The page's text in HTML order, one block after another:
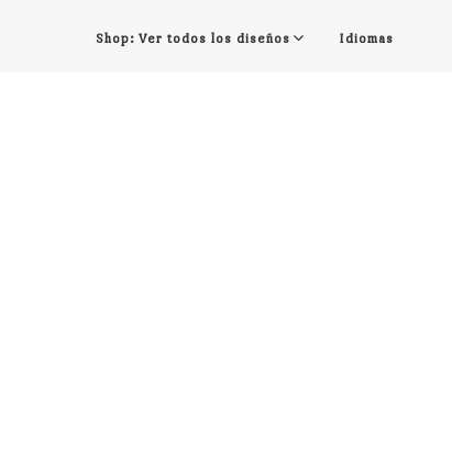
Shop: Ver todos los diseños Idiomas